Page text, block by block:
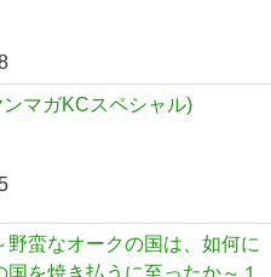
マガKCスペシャル)
野蛮なオークの国は、如何に
国を焼き払うに至ったか～１